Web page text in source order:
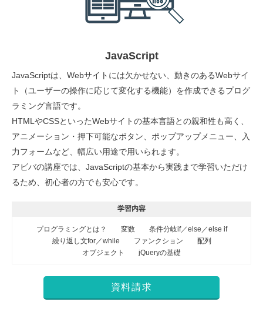
JavaScript
JavaScriptは、Webサイトには欠かせない、動きのあるWebサイ
ト（ユーザーの操作に応じて変化する機能）を作成できるプログ
ラミング言語です。
HTMLやCSSといったWebサイトの基本言語との親和性も高く、
アニメーション・押下可能なボタン、ポップアップメニュー、入
力フォームなど、幅広い用途で用いられます。
アビバの講座では、JavaScriptの基本から実践まで学習いただけ
るため、初心者の方でも安心です。
学習内容
プログラミングとは？ 変数
条件分岐if／else／else if
繰り返し文for／while
ファンクション
配列
オブジェクト
jQueryの基礎
資料請求